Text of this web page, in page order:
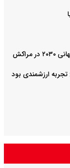
ارزشمندی بود